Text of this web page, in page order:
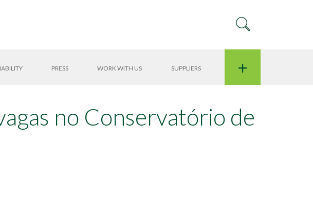
PRESS WORK WITH US SUPPLIERS +
no Conservatório de